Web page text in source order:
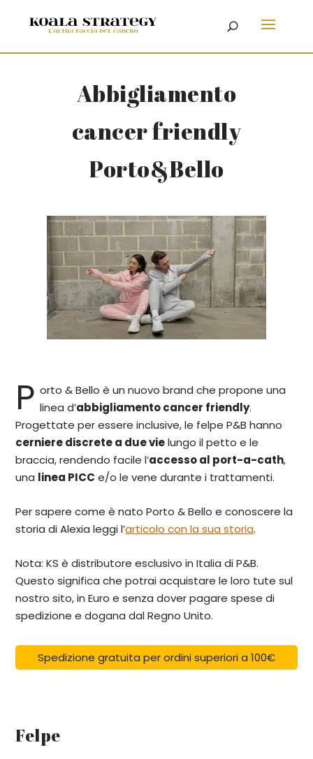
Abbigliamento
cancer friendly
Porto&Bello
P orto & Bello è un nuovo brand che propone una
linea d’abbigliamento cancer friendly.
Progettate per essere inclusive, le felpe P&B hanno
cerniere discrete a due vielungo il petto e le
braccia, rendendo facile l’accesso al port-a-cath,
una linea PICC e/o le vene durante i trattamenti.
Per sapere come è nato Porto & Bello e conoscere la
storia di Alexia leggi l’articolo con la sua storia.
Nota: KS è distributore esclusivo in Italia di P&B.
Questo significa che potrai acquistare le loro tute sul
nostro sito, in Euro e senza dover pagare spese di
spedizione e dogana dal Regno Unito.
Spedizione gratuita per ordini superiori a 100€
Felpe